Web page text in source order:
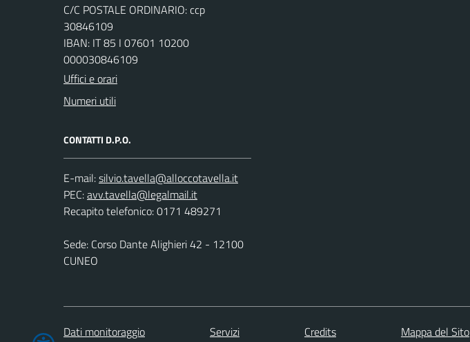
C/C POSTALE ORDINARIO: ccp
30846109
IBAN: IT 85 I 07601 10200
000030846109
Uffici e orari
Numeri utili
CONTATTI D.P.O.
E-mail:
PEC:
Recapito telefonico: 0171 489271
Sede: Corso Dante Alighieri 42 - 12100
CUNEO
Dati monitoraggio Servizi Credits Mappa del Sito